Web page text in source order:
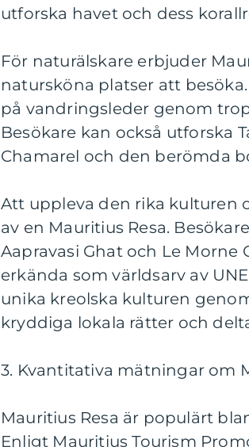
utforska havet och dess
För naturälskare erbjuder
natursköna platser att
på vandringsleder genom
Besökare kan också utforska
Chamarel och den berömda
Att uppleva den rika kulturen
av en Mauritius Resa.
Aapravasi Ghat och Le Morne
erkända som världsarv av
unika kreolska kulturen
kryddiga lokala rätter och
3. Kvantitativa mätningar om
Mauritius Resa är populärt
Enligt Mauritius Tourism